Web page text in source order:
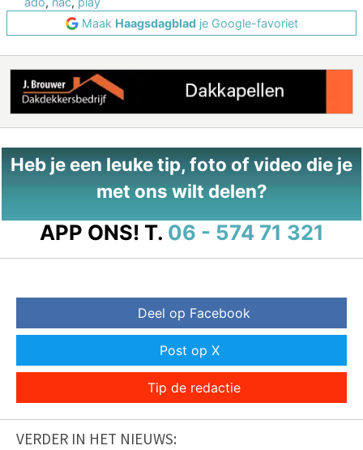
Maak Haagsdagbladje Google-favoriet
Heb je een leuke tip, foto of video die je
met ons wilt delen?
APP ONS! T. 06 - 574 71 321
Deel op Facebook
Post op X
Tip de redactie
VERDER IN HET NIEUWS: